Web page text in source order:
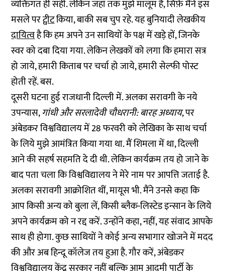
व्यक्तिगत ही सही. लेकिन जहां तक मुझे मालूम है, सिर्फ़ मैंने इस
मसले परट्वीटकिया, बाकी सब चुप रहे. यह बुनियादी लेखकीय
दायित्वहै कि हम अपने उन साथियों के पक्ष में खड़े हों, जिनके
स्वर को दबा दिया गया. लेकिन लेखकों को लगा कि हमारा सत्र
हो जाये, हमारी किताब पर चर्चा हो जाये, हमारी सेल्फी पोस्ट
होती रहें. बस.
दूसरी घटना हुई राजधानी दिल्ली में. अलका सरावगी के नये
उपन्यास,गांधी और सरलादेवी चौधरानी: बारह अध्याय, पर
अंबेडकर विश्वविद्यालय में 28 फरवरी को लेखिका के साथ चर्चा
के लिये मुझे आमंत्रित किया गया था. मैं शिमला में था, दिल्ली
आने की सहर्ष सहमति दे दी थी. लेकिन कार्यक्रम तय हो जाने के
बाद पता चला कि विश्वविद्यालय ने मेरे नाम पर आपत्ति जताई है.
अलका सरावगी आक्रोशित थीं, मायूस भी. मैंने उनसे कहा कि
आप किसी अन्य को बुला लें, किसी ब्लैक-लिस्टेड इन्सान के लिये
अपने कार्यक्रम को न रद्द करें. उन्होंने कहा, नहीं, यह संवाद आपके
साथ ही होगा. कुछ साथियों ने कोई अन्य सभागार खोजने में मदद
की और अब हिन्दू कॉलेज तय हुआ है. गौर करें, अंबेडकर